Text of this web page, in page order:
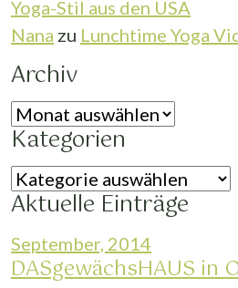
Yoga-Stil aus den USA
Nana zu Lunchtime Yoga
Archiv
Archiv
Kategorien
Kategorien
Aktuelle Einträge
September, 2014
DASgewächsHAUS in